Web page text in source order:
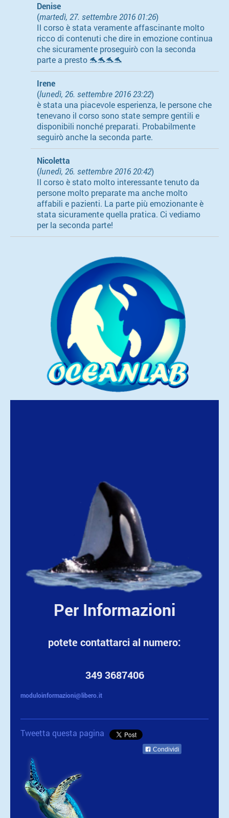
Denise
(martedì, 27. settembre 2016 01:26)
Il corso è stata veramente affascinante molto
ricco di contenuti che dire in emozione continua
che sicuramente proseguirò con la seconda
parte a presto 🐬🐬🐬🐬
Irene
(lunedì, 26. settembre 2016 23:22)
è stata una piacevole esperienza, le persone che
tenevano il corso sono state sempre gentili e
disponibili nonché preparati. Probabilmente
seguirò anche la seconda parte.
Nicoletta
(lunedì, 26. settembre 2016 20:42)
Il corso è stato molto interessante tenuto da
persone molto preparate ma anche molto
affabili e pazienti. La parte più emozionante è
stata sicuramente quella pratica. Ci vediamo
per la seconda parte!
Per Informazioni
potete contattarci al numero:
349 3687406
moduloinformazioni@libero.it
Tweetta questa pagina
Condividi